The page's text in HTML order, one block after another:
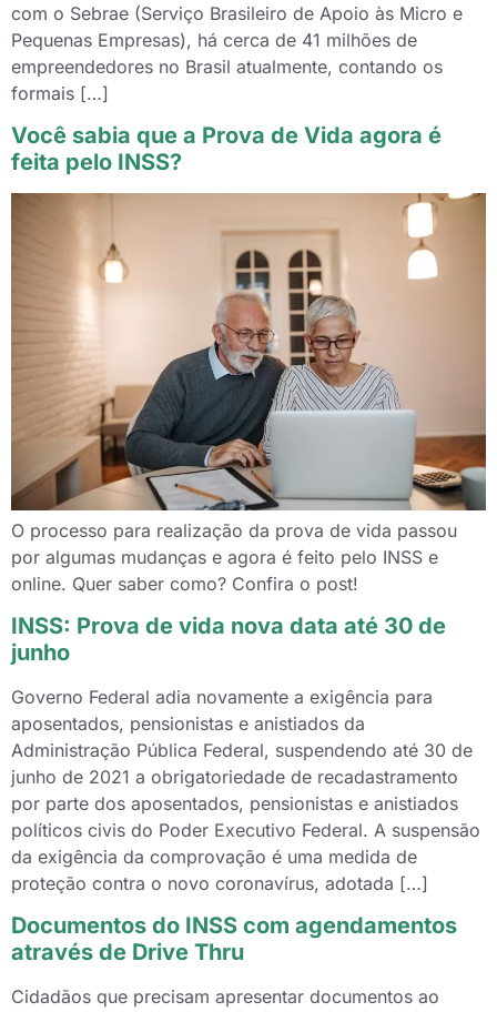
com o Sebrae (Serviço Brasileiro de Apoio às Micro e
Pequenas Empresas), há cerca de 41 milhões de
empreendedores no Brasil atualmente, contando os
formais […]
Você sabia que a Prova de Vida agora é
feita pelo INSS?
O processo para realização da prova de vida passou
por algumas mudanças e agora é feito pelo INSS e
online. Quer saber como? Confira o post!
INSS: Prova de vida nova data até 30 de
junho
Governo Federal adia novamente a exigência para
aposentados, pensionistas e anistiados da
Administração Pública Federal, suspendendo até 30 de
junho de 2021 a obrigatoriedade de recadastramento
por parte dos aposentados, pensionistas e anistiados
políticos civis do Poder Executivo Federal. A suspensão
da exigência da comprovação é uma medida de
proteção contra o novo coronavírus, adotada […]
Documentos do INSS com agendamentos
através de Drive Thru
Cidadãos que precisam apresentar documentos ao